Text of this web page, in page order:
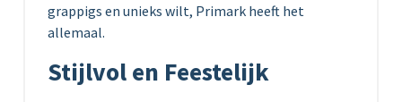
grappigs en unieks wilt, Primark heeft het
allemaal.
Stijlvol en Feestelijk